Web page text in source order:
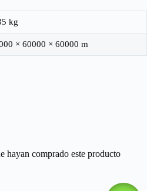
kg
× 60000 × 60000 m
hayan comprado este producto